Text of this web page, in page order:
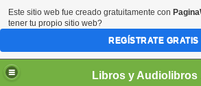
Este sitio web fue creado gratuitamente con
tener tu propio sitio web?
REGÍSTRATE GRATIS